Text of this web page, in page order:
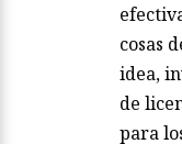
cosas
idea,
de
para